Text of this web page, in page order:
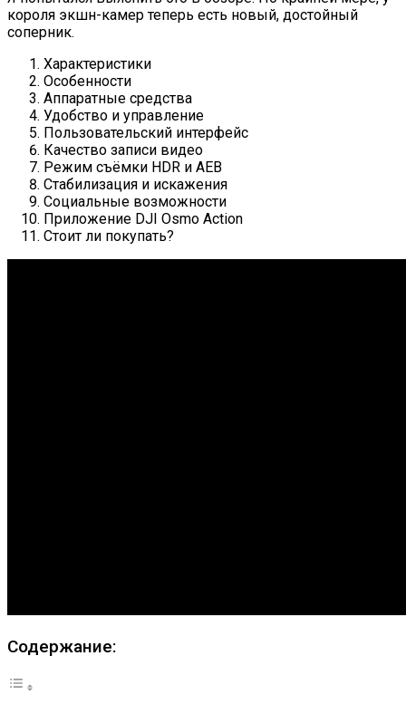
короля экшн-камер теперь есть новый, достойный
соперник.
Характеристики
Особенности
Аппаратные средства
Удобство и управление
Пользовательский интерфейс
Качество записи видео
Режим съёмки HDR и AEB
Стабилизация и искажения
Социальные возможности
Приложение DJI Osmo Action
Стоит ли покупать?
Содержание: